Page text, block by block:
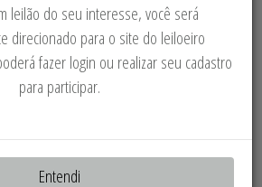
Máquinas Sucata
ELÉTRICOS,
leilão do seu interesse, você será
direcionado para o site do leiloeiro
fazer login ou realizar seu cadastro
para participar.
Entendi